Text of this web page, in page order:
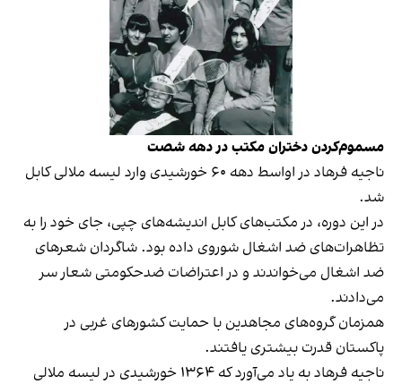
مسموم‌کردن دختران مکتب در دهه شصت
ناجیه فرهاد در اواسط دهه ۶۰ خورشیدی وارد لیسه ملالی کابل
شد.
در این دوره، در مکتب‌های کابل اندیشه‌های چپی، جای خود را به
تظاهرات‌های ضد اشغال شوروی داده بود. شاگردان شعرهای
ضد اشغال می‌خواندند و در اعتراضات ضدحکومتی شعار سر
می‌دادند.
همزمان گروه‌های مجاهدین با حمایت کشورهای غربی در
پاکستان قدرت بیشتری یافتند.
ناجیه فرهاد به یاد می‌آورد که ۱۳۶۴ خورشیدی در لیسه ملالی